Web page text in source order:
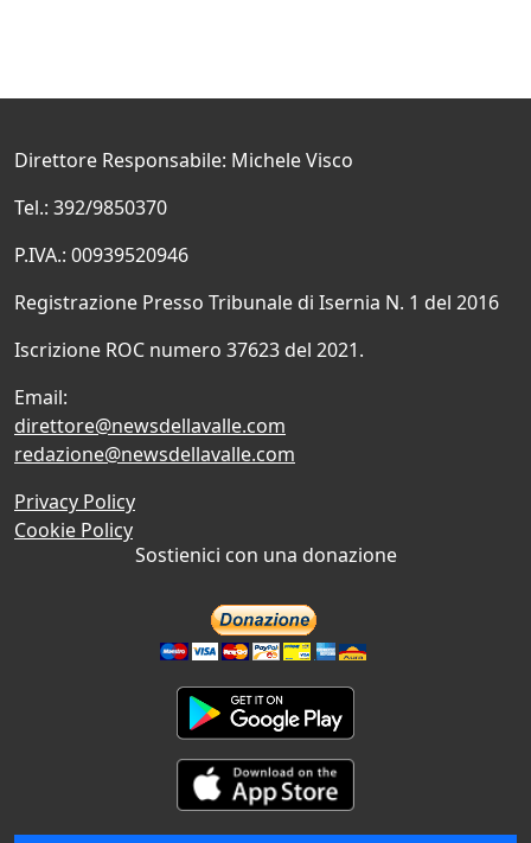
Direttore Responsabile: Michele Visco
Tel.: 392/9850370
P.IVA.: 00939520946
Registrazione Presso Tribunale di Isernia N. 1 del 2016
Iscrizione ROC numero 37623 del 2021.
Email:
direttore@newsdellavalle.com
redazione@newsdellavalle.com
Privacy Policy
Cookie Policy
Sostienici con una donazione